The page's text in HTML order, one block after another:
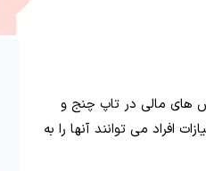
های مالی در تاپ چنج و
افراد می توانند آنها را به